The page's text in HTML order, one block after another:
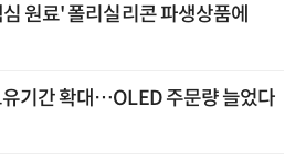
원료' 폴리실리콘 파생상품에
유기간 확대…OLED 주문량 늘었다